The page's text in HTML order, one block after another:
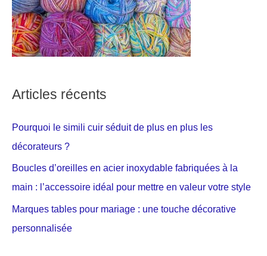
Articles récents
Pourquoi le simili cuir séduit de plus en plus les
décorateurs ?
Boucles d’oreilles en acier inoxydable fabriquées à la
main : l’accessoire idéal pour mettre en valeur votre style
Marques tables pour mariage : une touche décorative
personnalisée